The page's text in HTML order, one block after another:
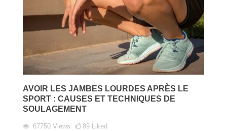
AVOIR LES JAMBES LOURDES APRÈS LE
SPORT : CAUSES ET TECHNIQUES DE
SOULAGEMENT
67750 Views 89 Liked